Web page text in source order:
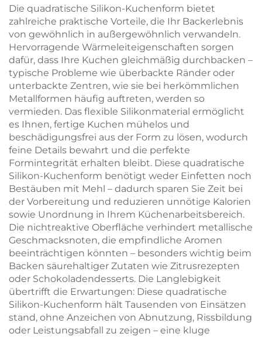
BBQ-Grill,
Holzkohlegrill,
Grillbackofen,
Fleischbräter, kleiner
Herd
umweltfreundlichem
Kunststoff (ABS)
Die quadratische Silikon-Kuchenform bietet
zahlreiche praktische Vorteile, die Ihr Backerlebnis
von gewöhnlich in außergewöhnlich verwandeln.
Hervorragende Wärmeleiteigenschaften sorgen
dafür, dass Ihre Kuchen gleichmäßig durchbacken –
typische Probleme wie überbackte Ränder oder
unterbackte Zentren, wie sie bei herkömmlichen
Metallformen häufig auftreten, werden so
vermieden. Das flexible Silikonmaterial ermöglicht
es Ihnen, fertige Kuchen mühelos und
beschädigungsfrei aus der Form zu lösen, wodurch
feine Details bewahrt und die perfekte
Formintegrität erhalten bleibt. Diese quadratische
Silikon-Kuchenform benötigt weder Einfetten noch
Bestäuben mit Mehl – dadurch sparen Sie Zeit bei
der Vorbereitung und reduzieren unnötige Kalorien
sowie Unordnung in Ihrem Küchenarbeitsbereich.
Die nichtreaktive Oberfläche verhindert metallische
Geschmacksnoten, die empfindliche Aromen
beeinträchtigen könnten – besonders wichtig beim
Backen säurehaltiger Zutaten wie Zitrusrezepten
oder Schokoladendesserts. Die Langlebigkeit
übertrifft die Erwartungen: Diese quadratische
Silikon-Kuchenform hält Tausenden von Einsätzen
stand, ohne Anzeichen von Abnutzung, Rissbildung
oder Leistungsabfall zu zeigen – eine kluge